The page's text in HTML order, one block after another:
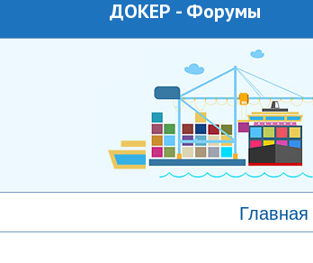
ДОКЕР - Форумы
Главная